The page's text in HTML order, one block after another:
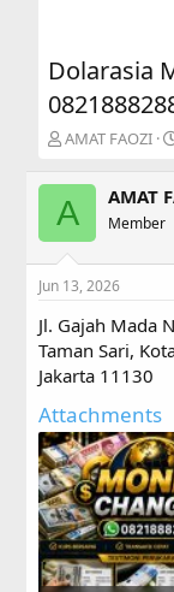
Dolarasia
T
r
e
a
d
t
r
t
e
AMAT FAOZI
A AMAT
Member
Jun 13, 2026
Jl. Gajah Mada
Taman Sari,
Jakarta 11130
Attachments